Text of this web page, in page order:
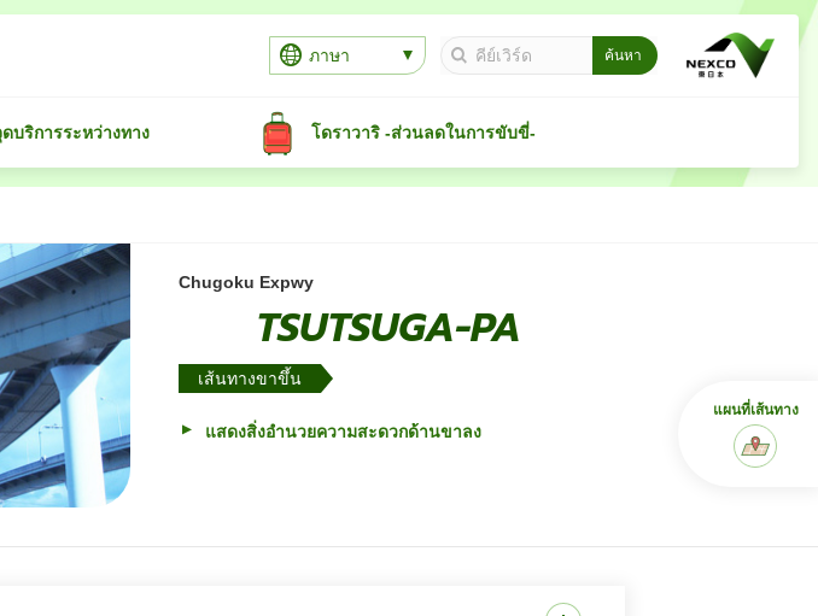
ภาษา
ดบริการระหว่างทาง โดราวาริ -ส่วนลดในการขับขี่-
Chugoku Expwy
TSUTSUGA-PA
เส้นทางขาขึ้น
แสดงสิ่งอำนวยความสะดวกด้านขาลง
แผนที่เส้นทาง